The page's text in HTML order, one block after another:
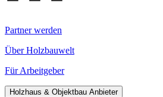
Partner werden
Über Holzbauwelt
Für Arbeitgeber
Holzhaus & Objektbau Anbieter